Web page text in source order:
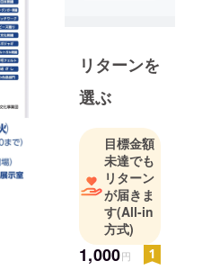
リターンを
選ぶ
目標金額
未達でも
リターン
が届きま
す(All-in
方式)
1,000円